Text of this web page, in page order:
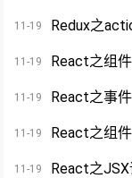
11-19 Redux之
11-19 React之组
11-19 React之事件
11-19 React之组
11-19 React之